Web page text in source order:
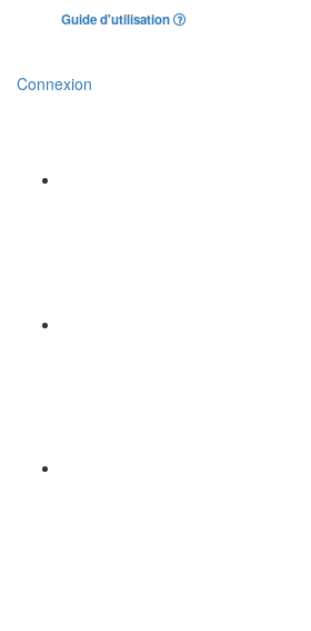
Guide d'utilisation
Connexion